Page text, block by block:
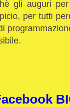
gli auguri
per tutti